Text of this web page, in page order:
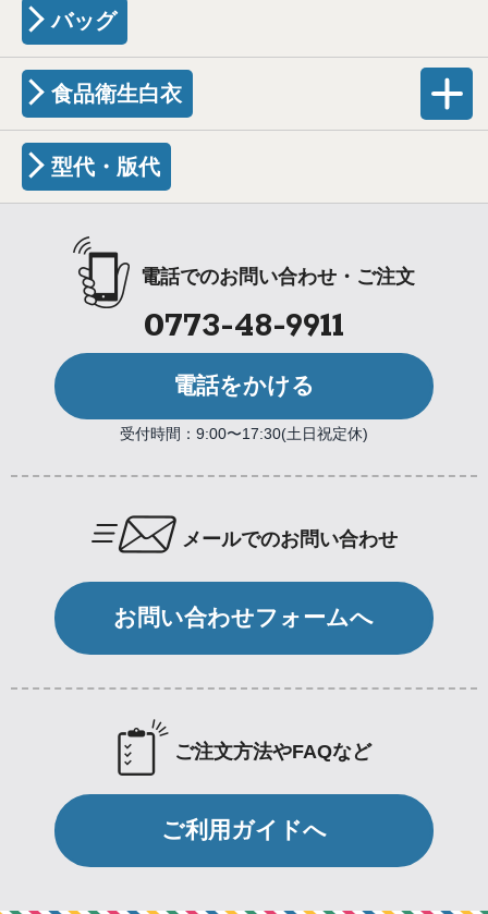
バッグ
食品衛生白衣
型代・版代
電話でのお問い合わせ・ご注文
0773-48-9911
電話をかける
受付時間：9:00〜17:30(土日祝定休)
メールでのお問い合わせ
お問い合わせフォームへ
ご注文方法やFAQなど
ご利用ガイドへ